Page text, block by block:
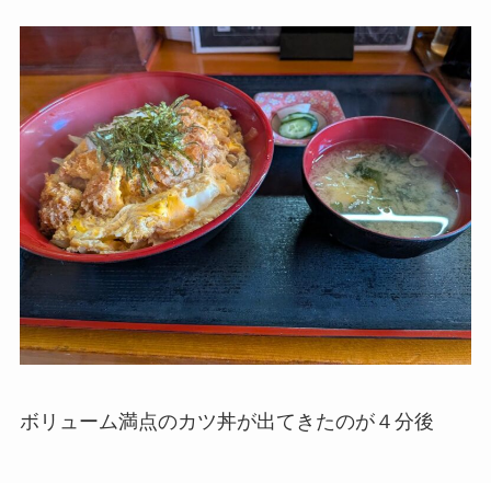
ボリューム満点のカツ丼が出てきたのが４分後